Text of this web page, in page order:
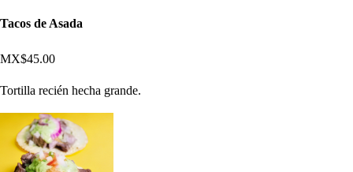
Tacos de Asada
MX$45.00
Tortilla recién hecha grande.